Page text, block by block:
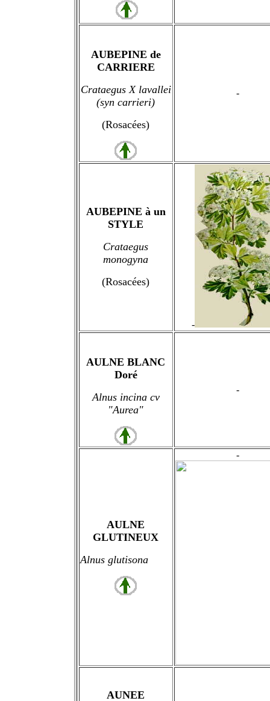
AUBEPINE de
CARRIERE
Crataegus X lavallei
(syn carrieri)
(Rosacées)
-
AUBEPINE à un
STYLE
Crataegus
monogyna
(Rosacées)
-
AULNE BLANC
Doré
Alnus incina cv
"Aurea"
-
AULNE
GLUTINEUX
Alnus glutisona
-
AUNEE